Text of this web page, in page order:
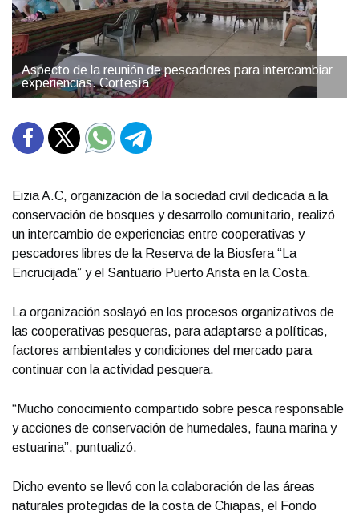
Aspecto de la reunión de pescadores para intercambiar
experiencias. Cortesía
Eizia A.C, organización de la sociedad civil dedicada a la
conservación de bosques y desarrollo comunitario, realizó
un intercambio de experiencias entre cooperativas y
pescadores libres de la Reserva de la Biosfera “La
Encrucijada” y el Santuario Puerto Arista en la Costa.
La organización soslayó en los procesos organizativos de
las cooperativas pesqueras, para adaptarse a políticas,
factores ambientales y condiciones del mercado para
continuar con la actividad pesquera.
“Mucho conocimiento compartido sobre pesca responsable
y acciones de conservación de humedales, fauna marina y
estuarina”, puntualizó.
Dicho evento se llevó con la colaboración de las áreas
naturales protegidas de la costa de Chiapas, el Fondo